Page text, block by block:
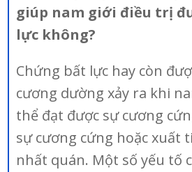
giúp nam giới điều trị
lực không?
Chứng bất lực hay còn
cương dường xảy ra khi
thể đạt được sự cương
sự cương cứng hoặc xuất
nhất quán. Một số yếu tố